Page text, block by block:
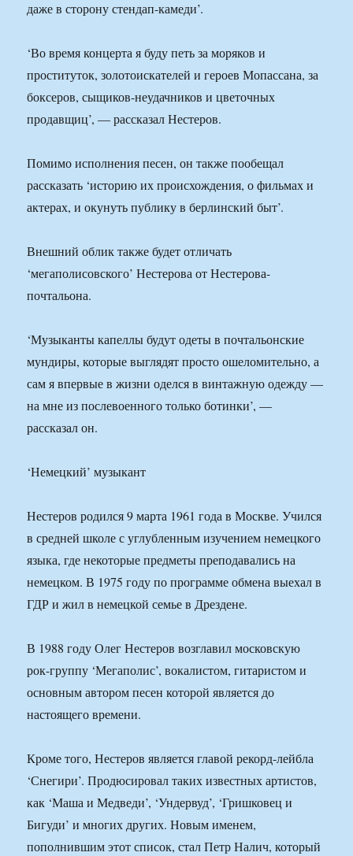
даже в сторону стендап-камеди’.
‘Во время концерта я буду петь за моряков и
проституток, золотоискателей и героев Мопассана, за
боксеров, сыщиков-неудачников и цветочных
продавщиц’, — рассказал Нестеров.
Помимо исполнения песен, он также пообещал
рассказать ‘историю их происхождения, о фильмах и
актерах, и окунуть публику в берлинский быт’.
Внешний облик также будет отличать
‘мегаполисовского’ Нестерова от Нестерова-
почтальона.
‘Музыканты капеллы будут одеты в почтальонские
мундиры, которые выглядят просто ошеломительно, а
сам я впервые в жизни оделся в винтажную одежду —
на мне из послевоенного только ботинки’, —
рассказал он.
‘Немецкий’ музыкант
Нестеров родился 9 марта 1961 года в Москве. Учился
в средней школе с углубленным изучением немецкого
языка, где некоторые предметы преподавались на
немецком. В 1975 году по программе обмена выехал в
ГДР и жил в немецкой семье в Дрездене.
В 1988 году Олег Нестеров возглавил московскую
рок-группу ‘Мегаполис’, вокалистом, гитаристом и
основным автором песен которой является до
настоящего времени.
Кроме того, Нестеров является главой рекорд-лейбла
‘Снегири’. Продюсировал таких известных артистов,
как ‘Маша и Медведи’, ‘Ундервуд’, ‘Гришковец и
Бигуди’ и многих других. Новым именем,
пополнившим этот список, стал Петр Налич, который